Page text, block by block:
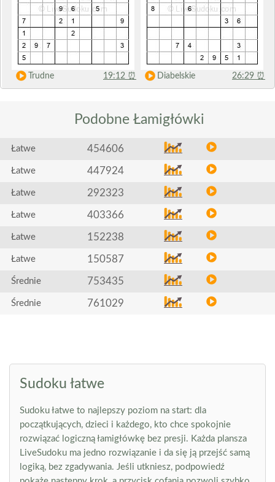
Trudne 19:12 ⏰ Diabelskie 26:29 ⏰
Podobne Łamigłówki
Łatwe 454606
Łatwe 447924
Łatwe 292323
Łatwe 403366
Łatwe 152238
Łatwe 150587
Średnie 753435
Średnie 761029
Sudoku łatwe
Sudoku łatwe to najlepszy poziom na start: dla
początkujących, dzieci i każdego, kto chce spokojnie
rozwiązać logiczną łamigłówkę bez presji. Każda plansza
LiveSudoku ma jedno rozwiązanie i da się ją przejść samą
logiką, bez zgadywania. Jeśli utkniesz, podpowiedź